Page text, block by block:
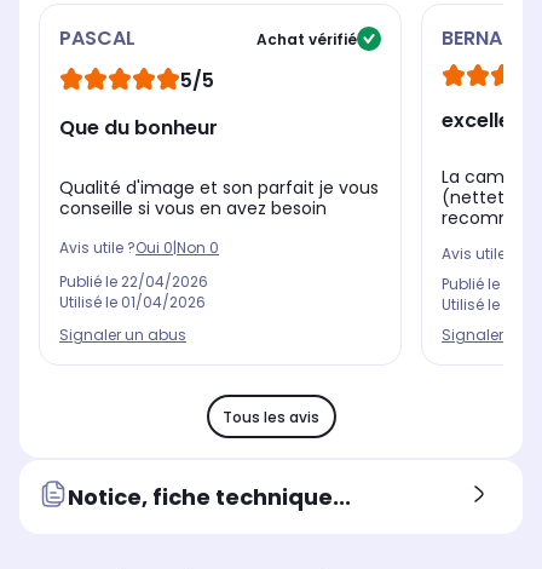
PASCAL Achat vérifié
5/5
Que du bonheur
Qualité d'image et son parfait je vous
conseille si vous en avez besoin
Avis utile ?Oui 0|Non 0
Publié le 22/04/2026
Utilisé le 01/04/2026
Signaler un abus
La caméra
(netteté et
Avis utile ?
Publié le
Utilisé le
Signaler un
Tous les avis
Notice, fiche technique...